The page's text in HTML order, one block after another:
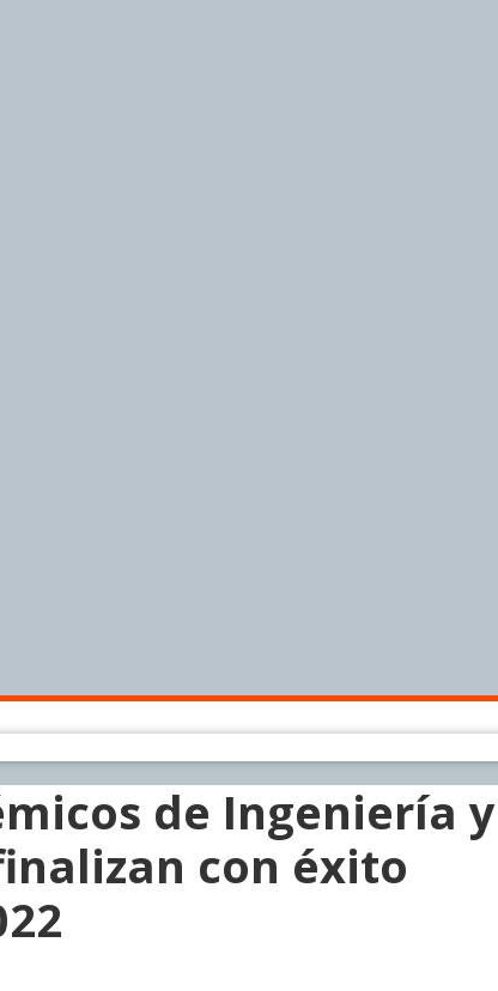
de Ingeniería y
con éxito